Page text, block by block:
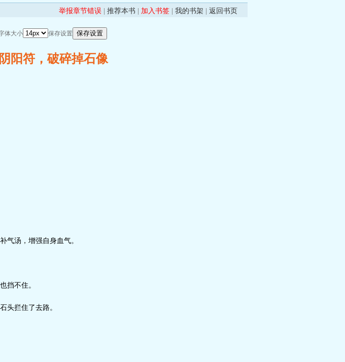
举报章节错误 推荐本书 加入书签 我的书架 返回书页
体大小 保存设置
阳符，破碎掉石像
气汤，增强自身血气。
挡不住。
头拦住了去路。